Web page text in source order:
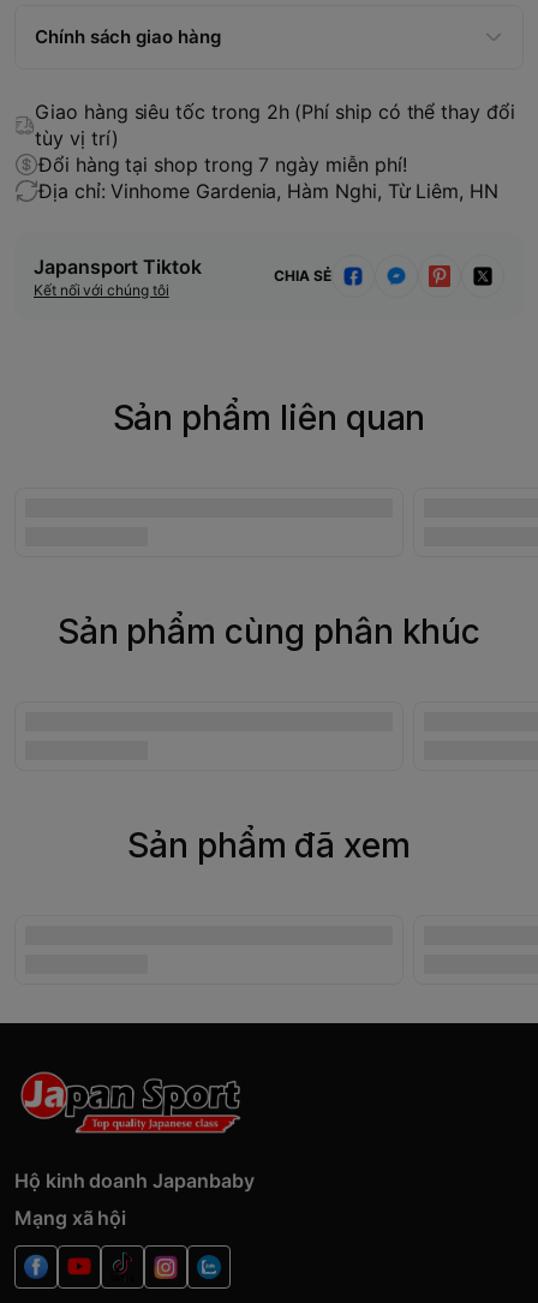
Chính sách giao hàng
Giao hàng siêu tốc trong 2h (Phí ship có thể thay đổi
tùy vị trí)
Đổi hàng tại shop trong 7 ngày miễn phí!
Địa chỉ: Vinhome Gardenia, Hàm Nghi, Từ Liêm, HN
Japansport Tiktok
Kết nối với chúng tôi
CHIA SẺ
Sản phẩm liên quan
Sản phẩm cùng phân khúc
Sản phẩm đã xem
Hộ kinh doanh Japanbaby
Mạng xã hội